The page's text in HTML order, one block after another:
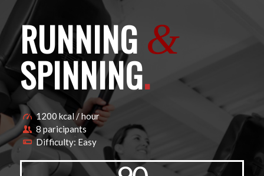
RUNNING &
SPINNING.
1200 kcal / hour
8 paricipants
Difficulty: Easy